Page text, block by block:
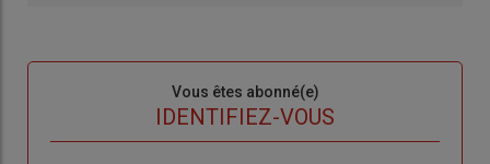
Vous êtes abonné(e)
IDENTIFIEZ-VOUS